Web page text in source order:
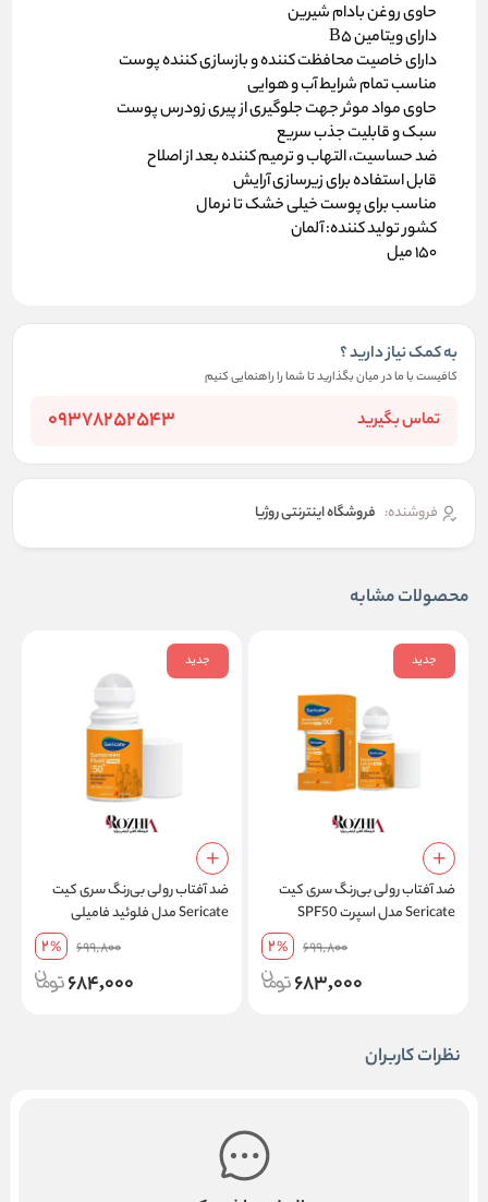
حاوی روغن بادام شیرین
دارای ویتامین B5
دارای خاصیت محافظت کننده و بازسازی کننده پوست
مناسب تمام شرایط آب و هوایی
حاوی مواد موثر جهت جلوگیری از پیری زودرس پوست
سبک و قابلیت جذب سریع
ضد حساسیت، التهاب و ترمیم کننده بعد از اصلاح
قابل استفاده برای زیرسازی آرایش
مناسب برای پوست خیلی خشک تا نرمال
کشور تولید کننده: آلمان
150 میل
به کمک نیاز دارید ؟
کافیست با ما در میان بگذارید تا شما را راهنمایی کنیم
تماس بگیرید 09378252543
فروشنده: فروشگاه اینترنتی روژیا
محصولات مشابه
جدید
ضد آفتاب رولی بی‌رنگ سری کیت
Sericate مدل اسپرت SPF50
مقاوم در برابر تعریق حجم 50 میل
699,800
2%
683,000
جدید
ضد آفتاب رولی بی‌رنگ سری کیت
Sericate مدل فلوئید فامیلی
SPF50 فاقد چربی مناسب انواع
699,800
2%
684,000
نظرات کاربران